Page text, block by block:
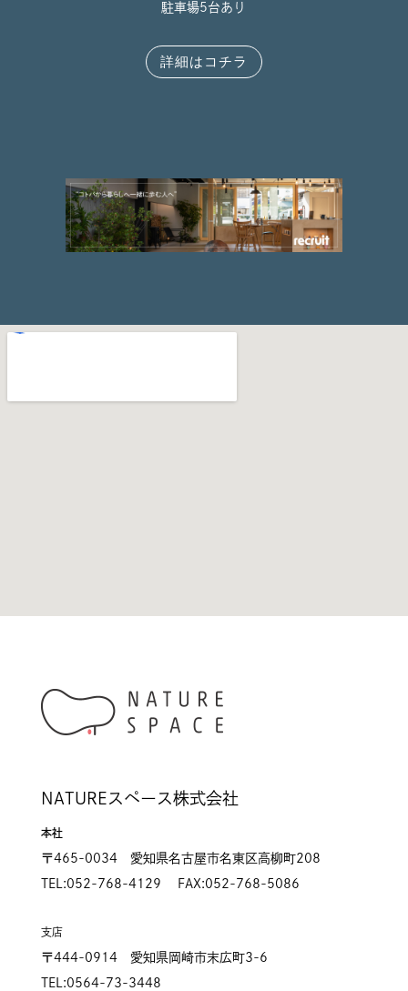
駐車場5台あり
詳細はコチラ
NATUREスペース株式会社
本社
〒465-0034 愛知県名古屋市名東区高柳町208
TEL:052-768-4129 FAX:052-768-5086
支店
〒444-0914 愛知県岡崎市末広町3-6
TEL:0564-73-3448